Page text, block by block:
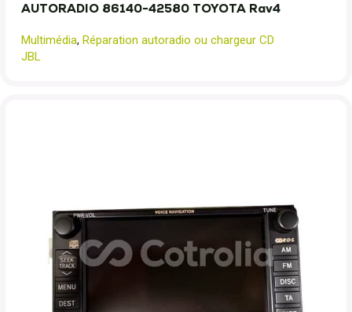
AUTORADIO 86140-42580 TOYOTA Rav4
Multimédia, Réparation autoradio ou chargeur CD
JBL